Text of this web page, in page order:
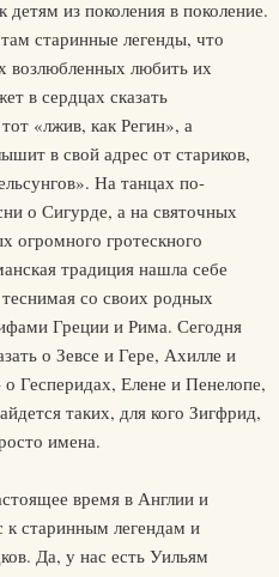
детям из поколения в поколение.
старинные легенды, что
возлюбленных любить их
в сердцах сказать
«лжив, как Регин», а
в свой адрес от стариков,
На танцах по-
о Сигурде, а на святочных
огромного гротескного
традиция нашла себе
со своих родных
Греции и Рима. Сегодня
о Зевсе и Гере, Ахилле и
Гесперидах, Елене и Пенелопе,
таких, для кого Зигфрид,
имена.
время в Англии и
к старинным легендам и
Да, у нас есть Уильям